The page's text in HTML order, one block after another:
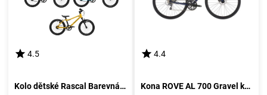
4.5
Kolo dětské Rascal Barevná kombinace: Oranžová
4.4
Kona ROVE AL 700 Gravel kolo, tmavě modrá